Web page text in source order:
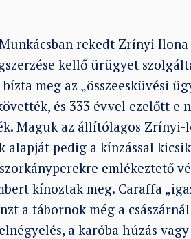
rekedt Zrínyi Ilona
kellő ürügyet
meg az „összeesküvési
és 333 évvel ezelőtt e
Maguk az állítólagos
alapját pedig a kínzással
emlékeztető
kínoztak meg. Caraffa
a tábornok még a
a karóba húzás